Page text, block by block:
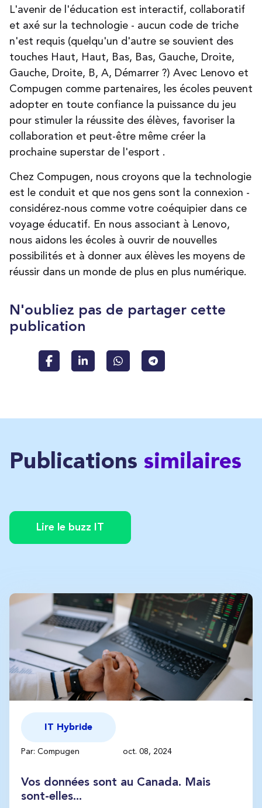
L'avenir de l'éducation est interactif, collaboratif
et axé sur la technologie - aucun code de triche
n'est requis (quelqu'un d'autre se souvient des
touches Haut, Haut, Bas, Bas, Gauche, Droite,
Gauche, Droite, B, A, Démarrer ?) Avec Lenovo et
Compugen comme partenaires, les écoles peuvent
adopter en toute confiance la puissance du jeu
pour stimuler la réussite des élèves, favoriser la
collaboration et peut-être même créer la
prochaine superstar de l'esport .
Chez Compugen, nous croyons que la technologie
est le conduit et que nos gens sont la connexion -
considérez-nous comme votre coéquipier dans ce
voyage éducatif. En nous associant à Lenovo,
nous aidons les écoles à ouvrir de nouvelles
possibilités et à donner aux élèves les moyens de
réussir dans un monde de plus en plus numérique.
N'oubliez pas de partager cette
publication
Publications similaires
Lire le buzz IT
IT Hybride
Par: Compugen oct. 08, 2024
Vos données sont au Canada. Mais
sont-elles...